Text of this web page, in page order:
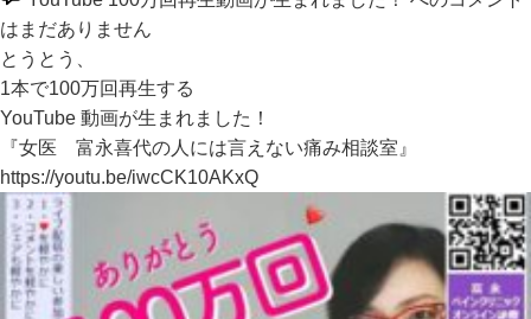
はまだありません
とうとう、
1本で100万回再生する
YouTube 動画が生まれました！
『女医 富永喜代の人には言えない痛み相談室』
https://youtu.be/iwcCK10AKxQ